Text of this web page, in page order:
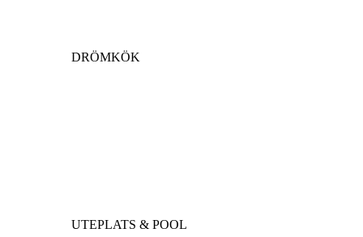
DRÖMKÖK
UTEPLATS & POOL